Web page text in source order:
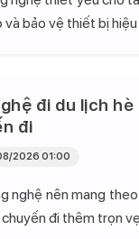
bảo vệ thiết bị hiệu
đi du lịch
đi
nghệ nên mang
đi thêm trọn
2026 01:00